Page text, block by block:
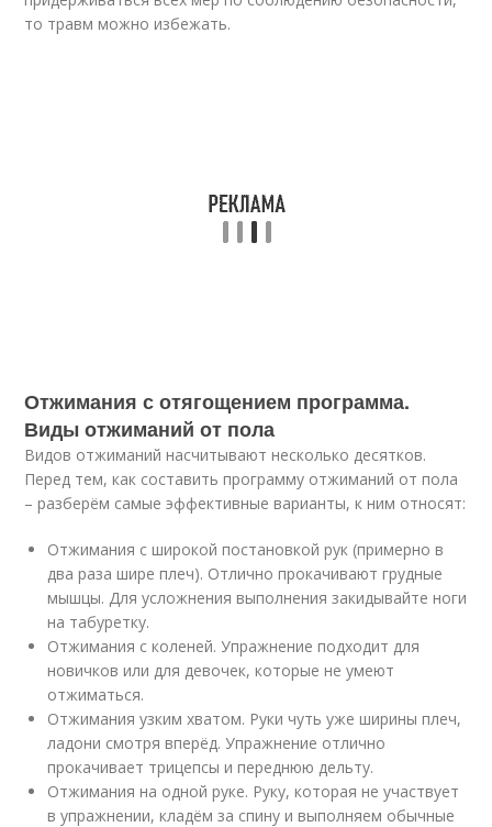
то травм можно избежать.
Отжимания с отягощением программа.
Виды отжиманий от пола
Видов отжиманий насчитывают несколько десятков.
Перед тем, как составить программу отжиманий от пола
– разберём самые эффективные варианты, к ним относят:
Отжимания с широкой постановкой рук (примерно в
два раза шире плеч). Отлично прокачивают грудные
мышцы. Для усложнения выполнения закидывайте ноги
на табуретку.
Отжимания с коленей. Упражнение подходит для
новичков или для девочек, которые не умеют
отжиматься.
Отжимания узким хватом. Руки чуть уже ширины плеч,
ладони смотря вперёд. Упражнение отлично
прокачивает трицепсы и переднюю дельту.
Отжимания на одной руке. Руку, которая не участвует
в упражнении, кладём за спину и выполняем обычные